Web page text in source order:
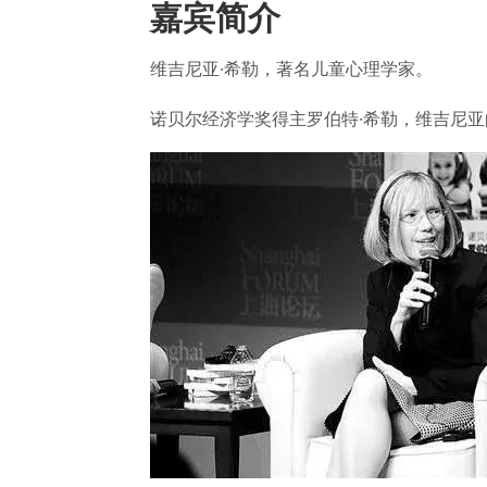
嘉宾简介
维吉尼亚·希勒，著名儿童心理学家。
诺贝尔经济学奖得主罗伯特·希勒，维吉尼